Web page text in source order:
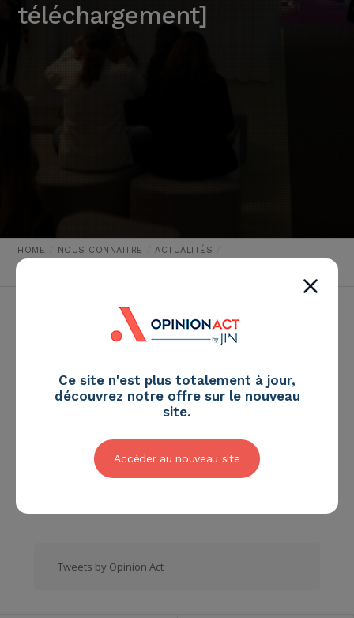
téléchargement]
HOME NOUS CONNAITRE
ACTUALITÉS
présentation de la conférence
“Comment survivre à l’ère
digitale ?”
Maison & ObjetParis 2017 :
Tweets by Opinion Act
Ce site n'est plus totalement à jour,
découvrez notre offre sur le nouveau
site.
Accéder au nouveau site